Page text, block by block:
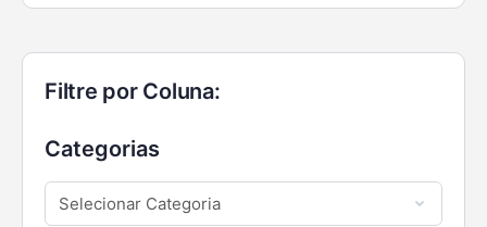
Filtre por Coluna:
Categorias